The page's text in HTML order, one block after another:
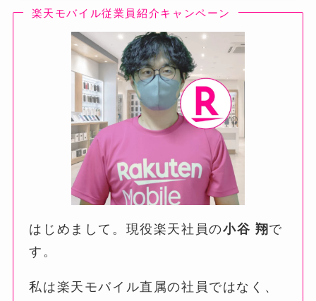
楽天モバイル従業員紹介キャンペーン
はじめまして。現役楽天社員の小谷 翔で
す。
私は楽天モバイル直属の社員ではなく、